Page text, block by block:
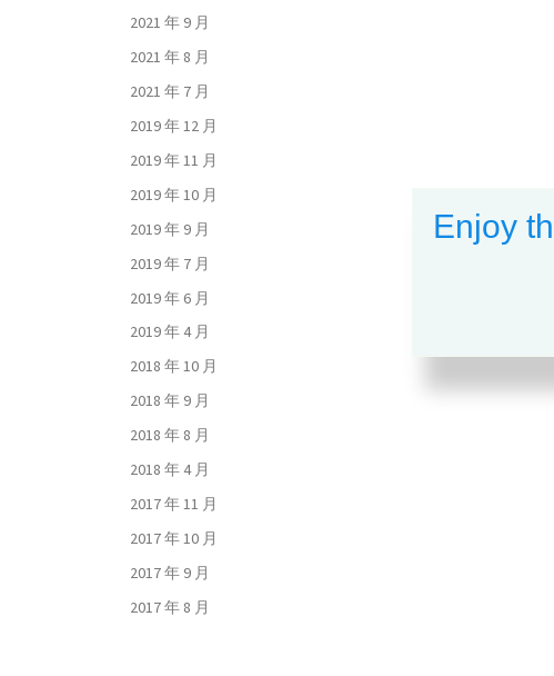
2021 年 9 月
2021 年 8 月
2021 年 7 月
2019 年 12 月
2019 年 11 月
2019 年 10 月
2019 年 9 月
2019 年 7 月
2019 年 6 月
2019 年 4 月
2018 年 10 月
2018 年 9 月
2018 年 8 月
2018 年 4 月
2017 年 11 月
2017 年 10 月
2017 年 9 月
2017 年 8 月
Enjoy